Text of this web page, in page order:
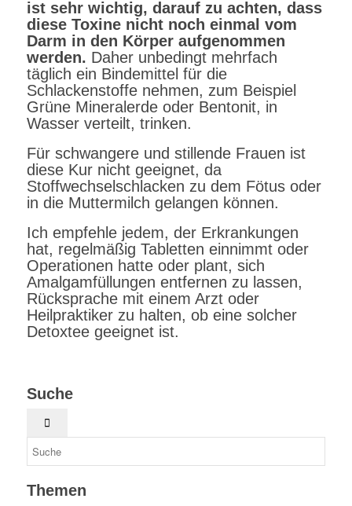
ist sehr wichtig, darauf zu achten, dass
diese Toxine nicht noch einmal vom
Darm in den Körper aufgenommen
werden. Daher unbedingt mehrfach
täglich ein Bindemittel für die
Schlackenstoffe nehmen, zum Beispiel
Grüne Mineralerde oder Bentonit, in
Wasser verteilt, trinken.
Für schwangere und stillende Frauen ist
diese Kur nicht geeignet, da
Stoffwechselschlacken zu dem Fötus oder
in die Muttermilch gelangen können.
Ich empfehle jedem, der Erkrankungen
hat, regelmäßig Tabletten einnimmt oder
Operationen hatte oder plant, sich
Amalgamfüllungen entfernen zu lassen,
Rücksprache mit einem Arzt oder
Heilpraktiker zu halten, ob eine solcher
Detoxtee geeignet ist.
Suche
Themen